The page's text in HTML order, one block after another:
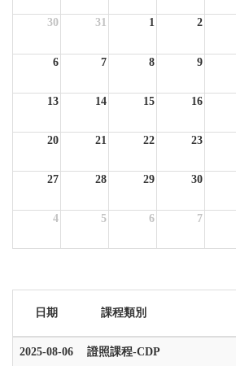
30
31 1 2
6 7 8 9
13 14 15 16
20 21 22 23
27 28 29 30
4 5 6 7
日期 課程類別
2025-08-06 證照課程-CDP